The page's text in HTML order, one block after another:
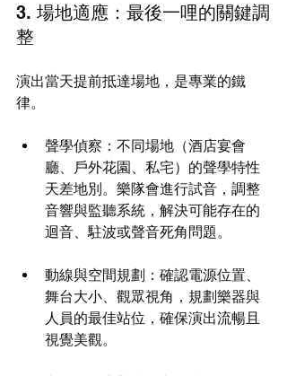
3. 場地適應：最後一哩的關鍵調
整
演出當天提前抵達場地，是專業的鐵
律。
聲學偵察：不同場地（酒店宴會
廳、戶外花園、私宅）的聲學特性
天差地別。樂隊會進行試音，調整
音響與監聽系統，解決可能存在的
迴音、駐波或聲音死角問題。
動線與空間規劃：確認電源位置、
舞台大小、觀眾視角，規劃樂器與
人員的最佳站位，確保演出流暢且
視覺美觀。